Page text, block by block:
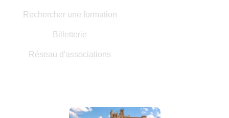
Rechercher une formation
Billetterie
Réseau d'associations